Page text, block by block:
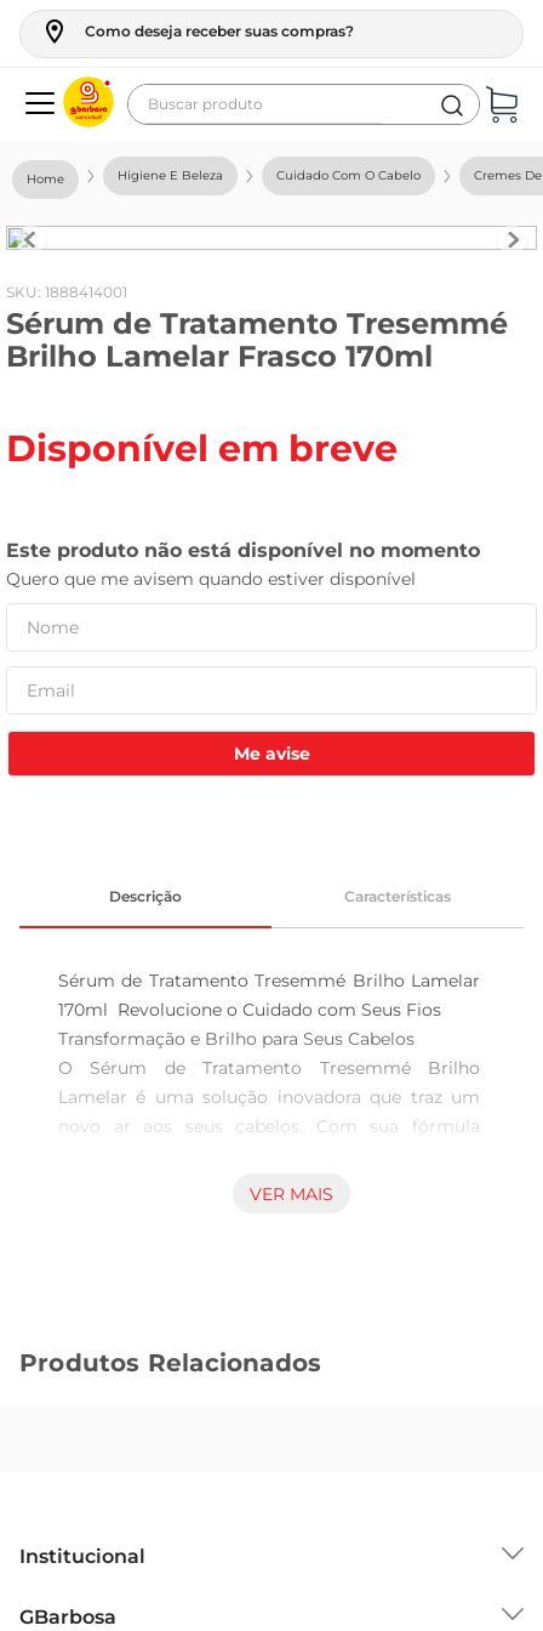
Como deseja receber suas compras?
Buscar produto
Higiene E Beleza Cuidado Com O Cabelo Cremes
: 1888414001
Sérum de Tratamento Tresemmé
Brilho Lamelar Frasco 170ml
Disponível em breve
Me avise
Descrição Características
Sérum de Tratamento Tresemmé Brilho Lamelar
170ml  Revolucione o Cuidado com Seus Fios
Transformação e Brilho para Seus Cabelos
O Sérum de Tratamento Tresemmé Brilho
Lamelar é uma solução inovadora que traz um
novo ar aos seus cabelos. Com sua fórmula
intensa e um brilho radiante, transformando os
Desenvolvido com tecnologia lamelar, este
diariamente.
Com 170ml, o sérum oferece uma quantidade
VER MAIS
Produtos Relacionados
Institucional
GBarbosa
geladeira
fogao
café
cerveja
vinho
leite pó